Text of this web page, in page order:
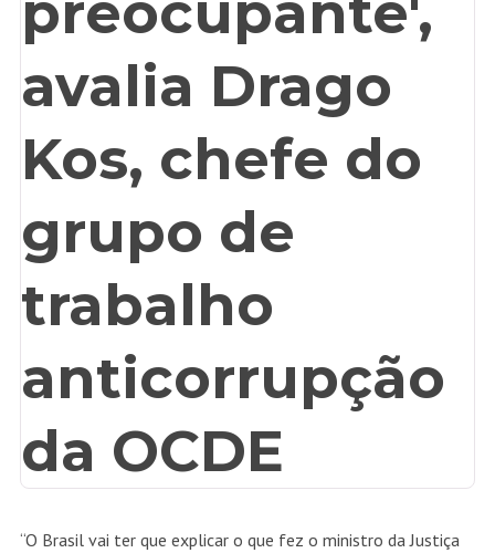
“O Brasil vai ter que explicar o que fez o ministro da Justiça